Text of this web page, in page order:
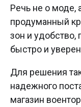
Речь не о моде,
продуманный
зон и
быстро и
Для решения
надежного
магазин